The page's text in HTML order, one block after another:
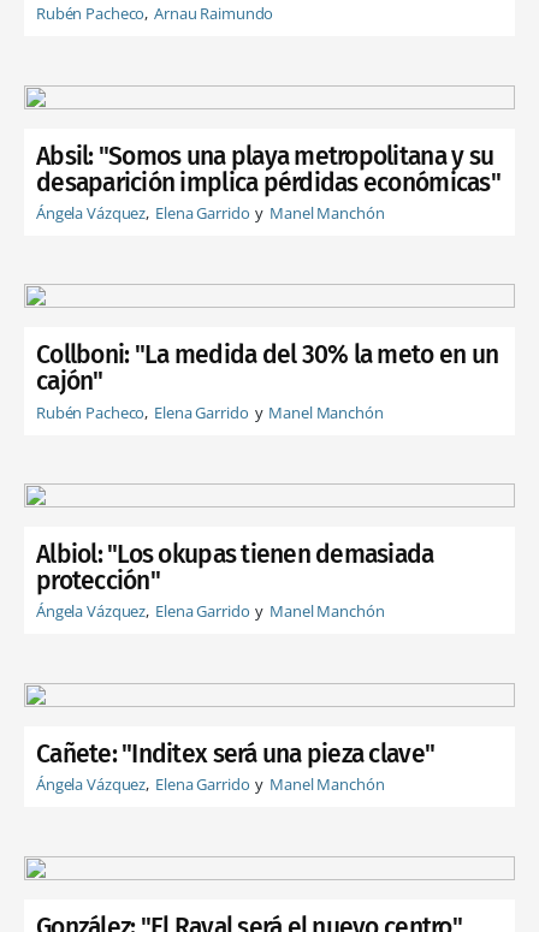
Rubén Pacheco Arnau Raimundo
Absil: "Somos una playa metropolitana y su
desaparición implica pérdidas económicas"
Ángela Vázquez Elena Garrido Manel Manchón
Collboni: "La medida del 30% la meto en un
cajón"
Rubén Pacheco Elena Garrido Manel Manchón
Albiol: "Los okupas tienen demasiada
protección"
Ángela Vázquez Elena Garrido Manel Manchón
Cañete: "Inditex será una pieza clave"
Ángela Vázquez Elena Garrido Manel Manchón